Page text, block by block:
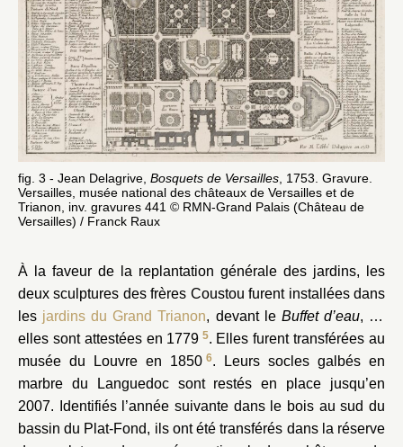
fig. 3 - Jean Delagrive, Bosquets de Versailles , 1753. Gravure.
Versailles, musée national des châteaux de Versailles et de
Trianon, inv. gravures 441 © RMN-Grand Palais (Château de
Versailles) / Franck Raux
À la faveur de la replantation générale des jardins, les
deux sculptures des frères Coustou furent installées dans
les jardins du Grand Trianon, devant le Buffet d’eau, où
elles sont attestées en 1779 5. Elles furent transférées au
musée du Louvre en 1850 6. Leurs socles galbés en
marbre du Languedoc sont restés en place jusqu’en
2007. Identifiés l’année suivante dans le bois au sud du
bassin du Plat-Fond, ils ont été transférés dans la réserve